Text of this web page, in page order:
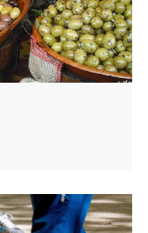
in the world of